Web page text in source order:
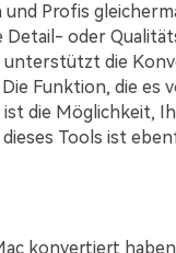
Profis
oder
die
Funktion, die es
die Möglichkeit,
Tools ist
konvertiert